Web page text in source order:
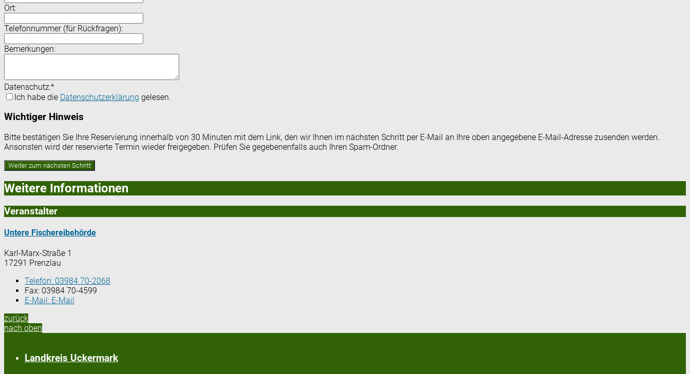
Ort:
Telefonnummer (für Rückfragen):
Bemerkungen:
Datenschutz:*
Ich habe die Datenschutzerklärung gelesen.
Wichtiger Hinweis
Bitte bestätigen Sie Ihre Reservierung innerhalb von 30 Minuten mit dem Link, den wir Ihnen im nächsten Schritt per E-Mail an Ihre oben angegebene E-Mail-Adresse zusenden werden.
Ansonsten wird der reservierte Termin wieder freigegeben. Prüfen Sie gegebenenfalls auch Ihren Spam-Ordner.
Weitere Informationen
Veranstalter
Untere Fischereibehörde
Karl-Marx-Straße 1
17291 Prenzlau
Telefon: 03984 70-2068
Fax: 03984 70-4599
E-Mail: E-Mail
zurück
nach oben
Landkreis Uckermark